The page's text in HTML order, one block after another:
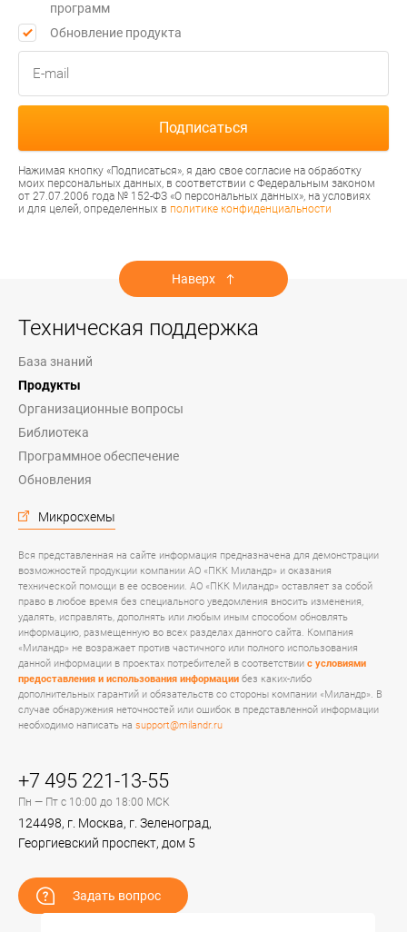
программ
Обновление продукта
Нажимая кнопку «Подписаться», я даю свое согласие на обработку
моих персональных данных, в соответствии с Федеральным законом
от 27.07.2006 года № 152-ФЗ «О персональных данных», на условиях
и для целей, определенных в политике конфиденциальности
Наверх
Техническая поддержка
База знаний
Продукты
Организационные вопросы
Библиотека
Программное обеспечение
Обновления
Микросхемы
Вся представленная на сайте информация предназначена для демонстрации
возможностей продукции компании АО «ПКК Миландр» и оказания
технической помощи в ее освоении. АО «ПКК Миландр» оставляет за собой
право в любое время без специального уведомления вносить изменения,
удалять, исправлять, дополнять или любым иным способом обновлять
информацию, размещенную во всех разделах данного сайта. Компания
«Миландр» не возражает против частичного или полного использования
данной информации в проектах потребителей в соответствии с условиями
предоставления и использования информации без каких-либо
дополнительных гарантий и обязательств со стороны компании «Миландр». В
случае обнаружения неточностей или ошибок в представленной информации
необходимо написать на support@milandr.ru
+7 495 221-13-55
Пн — Пт с 10:00 до 18:00 МСК
124498, г. Москва, г. Зеленоград,
Георгиевский проспект, дом 5
Задать вопрос